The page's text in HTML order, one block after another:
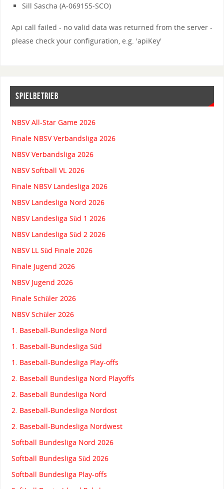
Sill Sascha (A-069155-SCO)
Api call failed - no valid data was returned from the server -
please check your configuration, e.g. 'apiKey'
SPIELBETRIEB
NBSV All-Star Game 2026
Finale NBSV Verbandsliga 2026
NBSV Verbandsliga 2026
NBSV Softball VL 2026
Finale NBSV Landesliga 2026
NBSV Landesliga Nord 2026
NBSV Landesliga Süd 1 2026
NBSV Landesliga Süd 2 2026
NBSV LL Süd Finale 2026
Finale Jugend 2026
NBSV Jugend 2026
Finale Schüler 2026
NBSV Schüler 2026
1. Baseball-Bundesliga Nord
1. Baseball-Bundesliga Süd
1. Baseball-Bundesliga Play-offs
2. Baseball Bundesliga Nord Playoffs
2. Baseball Bundesliga Nord
2. Baseball-Bundesliga Nordost
2. Baseball-Bundesliga Nordwest
Softball Bundesliga Nord 2026
Softball Bundesliga Süd 2026
Softball Bundesliga Play-offs